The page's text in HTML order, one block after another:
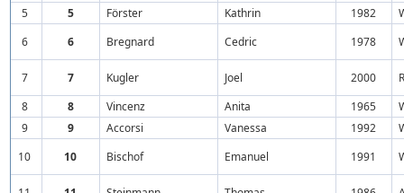
5
5 Förster Kathrin 1982
6
6 Bregnard Cedric 1978
7 7 Kugler Joel 2000
8
8 Vincenz Anita 1965
9
9 Accorsi Vanessa 1992
10
10 Bischof Emanuel 1991